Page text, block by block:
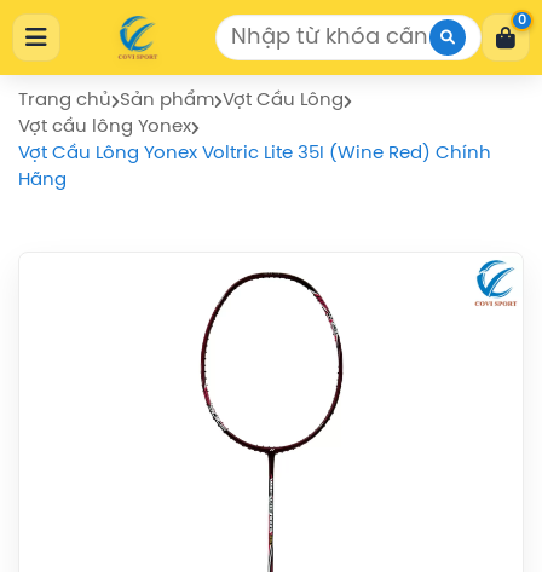
Cửa Hàng Thể Thao COVISPORT
Cửa Hàng Thể Thao COVISPORT
0772155559
https://covisport.com/
0
Trang chủ Sản phẩm Vợt Cầu Lông
Vợt cầu lông Yonex
Vợt Cầu Lông Yonex Voltric Lite 35I (Wine Red) Chính
Hãng